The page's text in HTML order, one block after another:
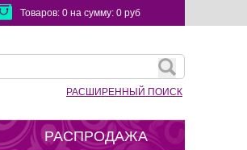
Товаров: 0 на сумму: 0 руб
РАСШИРЕННЫЙ ПОИСК
РАСПРОДАЖА